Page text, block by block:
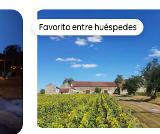
Favorito entre huéspedes
Favorito entre huéspedes